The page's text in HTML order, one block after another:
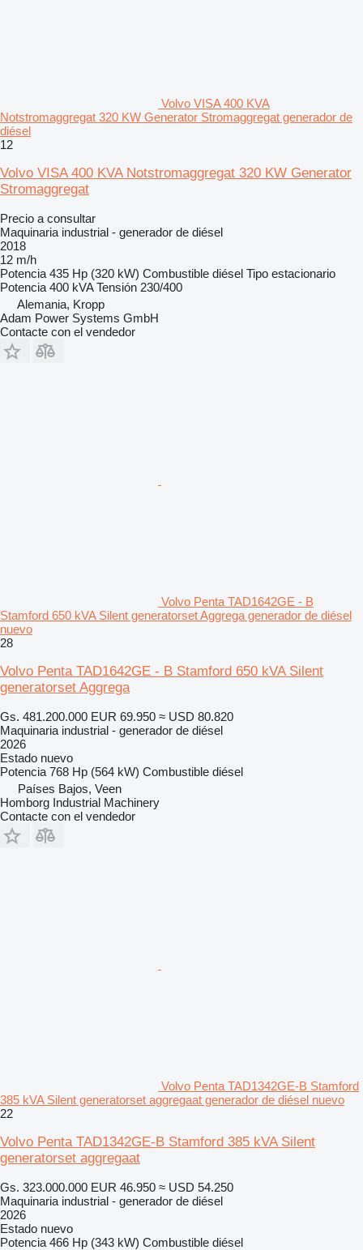
Volvo VISA 400 KVA
Notstromaggregat 320 KW Generator Stromaggregat generador de
diésel
12
Volvo VISA 400 KVA Notstromaggregat 320 KW Generator
Stromaggregat
Precio a consultar
Maquinaria industrial - generador de diésel
2018
12 m/h
Potencia 435 Hp (320 kW) Combustible diésel Tipo estacionario
Potencia 400 kVA Tensión 230/400
Alemania, Kropp
Adam Power Systems GmbH
Contacte con el vendedor
Volvo Penta TAD1642GE - B
Stamford 650 kVA Silent generatorset Aggrega generador de diésel
nuevo
28
Volvo Penta TAD1642GE - B Stamford 650 kVA Silent
generatorset Aggrega
Gs. 481.200.000 EUR 69.950 ≈ USD 80.820
Maquinaria industrial - generador de diésel
2026
Estado nuevo
Potencia 768 Hp (564 kW) Combustible diésel
Países Bajos, Veen
Homborg Industrial Machinery
Contacte con el vendedor
Volvo Penta TAD1342GE-B Stamford
385 kVA Silent generatorset aggregaat generador de diésel nuevo
22
Volvo Penta TAD1342GE-B Stamford 385 kVA Silent
generatorset aggregaat
Gs. 323.000.000 EUR 46.950 ≈ USD 54.250
Maquinaria industrial - generador de diésel
2026
Estado nuevo
Potencia 466 Hp (343 kW) Combustible diésel